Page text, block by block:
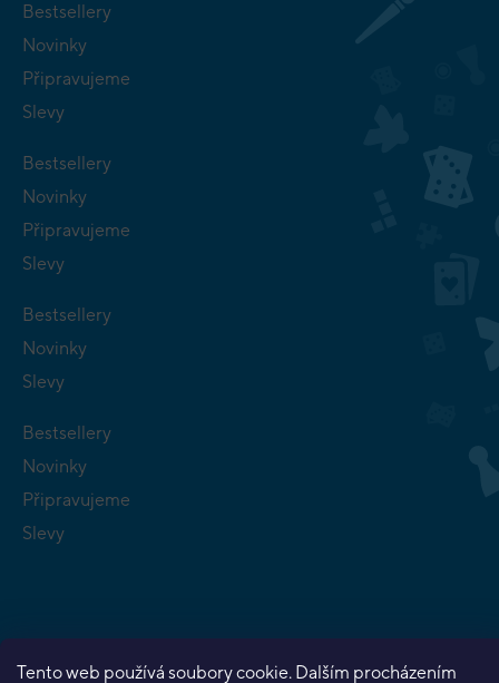
Tento web používá soubory cookie. Dalším procházením
Bestsellery
Novinky
Připravujeme
Slevy
Bestsellery
Novinky
Připravujeme
Slevy
Bestsellery
Novinky
Slevy
Bestsellery
Novinky
Připravujeme
Slevy
Copyright 2026Planeta her. Všechna práva vyhrazena.